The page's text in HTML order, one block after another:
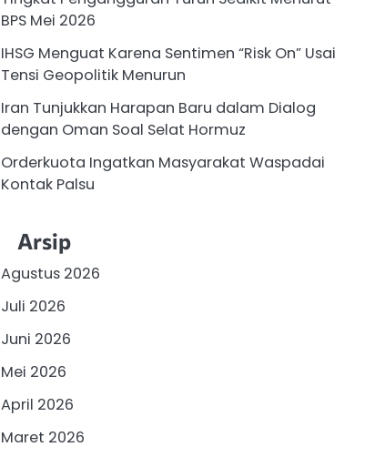
BPS Mei 2026
IHSG Menguat Karena Sentimen “Risk On” Usai
Tensi Geopolitik Menurun
Iran Tunjukkan Harapan Baru dalam Dialog
dengan Oman Soal Selat Hormuz
Orderkuota Ingatkan Masyarakat Waspadai
Kontak Palsu
Arsip
Agustus 2026
Juli 2026
Juni 2026
Mei 2026
April 2026
Maret 2026